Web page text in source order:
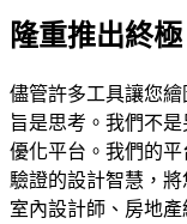
隆重推出終
儘管許多工具讓您繪
旨是思考。我們不
優化平台。我們的
驗證的設計智慧，
室內設計師、房地